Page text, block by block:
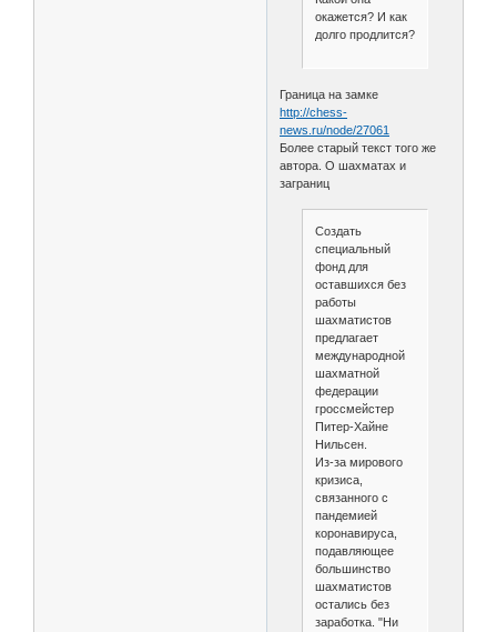
окажется? И как
долго продлится?
Граница на замке
http://chess-
news.ru/node/27061
Более старый текст того же
автора. О шахматах и
заграниц
Создать
специальный
фонд для
оставшихся без
работы
шахматистов
предлагает
международной
шахматной
федерации
гроссмейстер
Питер-Хайне
Нильсен.
Из-за мирового
кризиса,
связанного с
пандемией
коронавируса,
подавляющее
большинство
шахматистов
остались без
заработка. "Ни